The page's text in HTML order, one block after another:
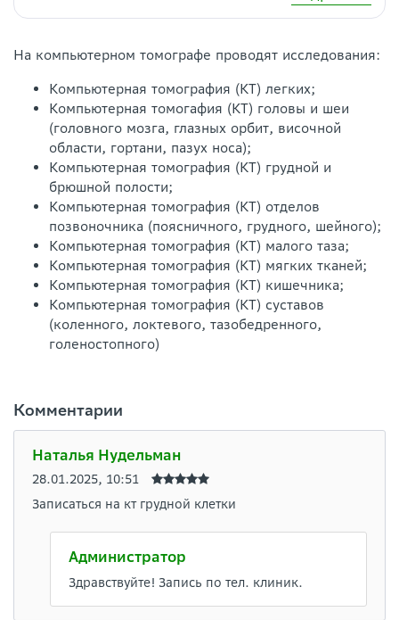
На компьютерном томографе проводят исследования:
Компьютерная томография (КТ) легких;
Компьютерная томогафия (КТ) головы и шеи
(головного мозга, глазных орбит, височной
области, гортани, пазух носа);
Компьютерная томография (КТ) грудной и
брюшной полости;
Компьютерная томография (КТ) отделов
позвоночника (поясничного, грудного, шейного);
Компьютерная томография (КТ) малого таза;
Компьютерная томография (КТ) мягких тканей;
Компьютерная томография (КТ) кишечника;
Компьютерная томография (КТ) суставов
(коленного, локтевого, тазобедренного,
голеностопного)
Комментарии
Наталья Нудельман
28.01.2025, 10:51
Записаться на кт грудной клетки
Администратор
Здравствуйте! Запись по тел. клиник.